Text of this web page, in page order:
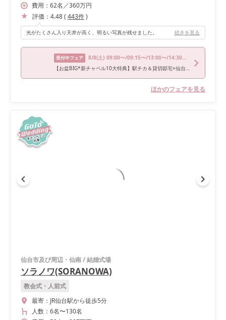
費用： 62名 ／360万円
評価： 4.48( 443件)
光がたくさん入り天井が高く、明るい写真が残せました。 続きを見る
受付中フェア 8/8(土) 09:00〜/09:15〜/13:00〜/14:30〜/17:00〜
【お盆BIG*新チャペル10大特典】駅チカ＆貸切邸宅×仙台牛試食
ほかのフェアを見る
仙台市及び周辺・仙南/結婚式場
ソラノワ(SORANOWA)
教会式・人前式
最寄： JR仙台駅から徒歩5分
人数： 6名〜130名